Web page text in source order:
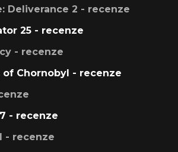
Deliverance 2 - recenze
25 - recenze
- recenze
of Chornobyl - recenze
- recenze
- recenze